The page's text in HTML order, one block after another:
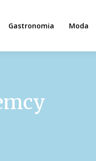
Gastronomia Moda